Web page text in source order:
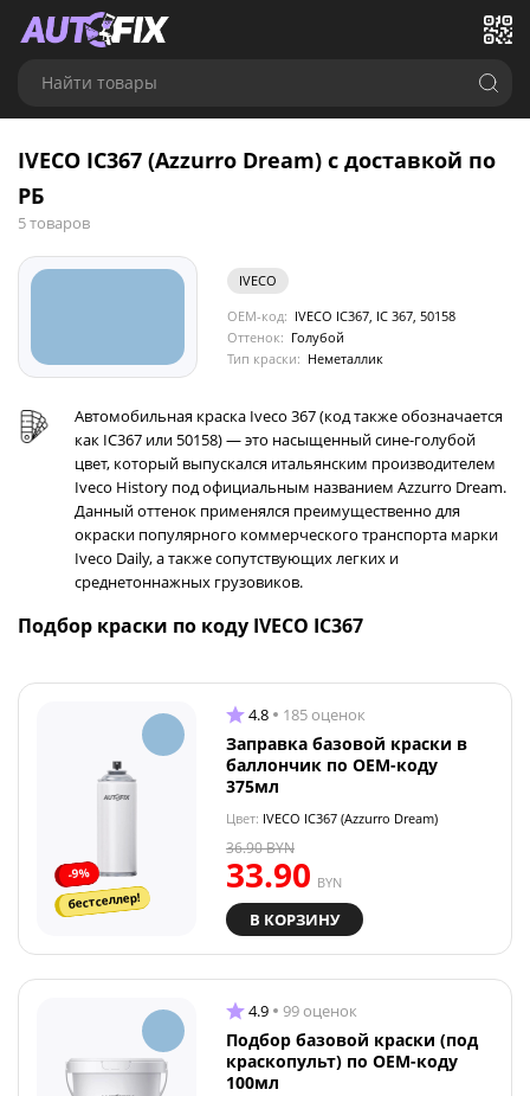
Найти товары
IVECO IC367 (Azzurro Dream) с доставкой по
РБ
5 товаров
IVECO
OEM-код: IVECO IC367, IC 367, 50158
Оттенок: Голубой
Тип краски: Неметаллик
Автомобильная краска Iveco 367 (код также обозначается
как IC367 или 50158) — это насыщенный сине-голубой
цвет, который выпускался итальянским производителем
Iveco History под официальным названием Azzurro Dream.
Данный оттенок применялся преимущественно для
окраски популярного коммерческого транспорта марки
Iveco Daily, а также сопутствующих легких и
среднетоннажных грузовиков.
Подбор краски по коду IVECO IC367
-9%
бестселлер!
4.8 185 оценок
Заправка базовой краски в
баллончик по OEM-коду
375мл
Цвет: IVECO IC367 (Azzurro Dream)
33.90 BYN
36.90BYN
В КОРЗИНУ
4.9 99 оценок
Подбор базовой краски (под
краскопульт) по OEM-коду
100мл